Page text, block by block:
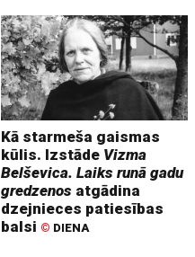
Kā starmeša gaismas
kūlis. Izstāde Vizma
Belševica. Laiks runā gadu
gredzenos atgādina
dzejnieces patiesības
balsi © DIENA